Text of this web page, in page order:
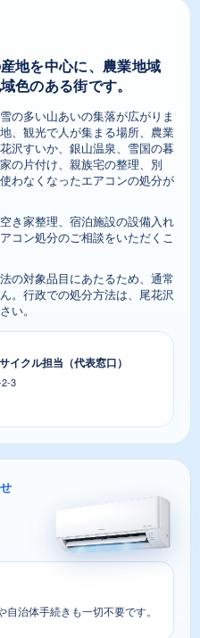
地を中心に、農業地域
色のある街です。
の多い山あいの集落が広がりま
、観光で人が集まる場所、農業
沢すいか、銀山温泉、雪国の暮
の片付け、親族宅の整理、別
わなくなったエアコンの処分が
き家整理、宿泊施設の設備入れ
コン処分のご相談をいただくこ
の対象品目にあたるため、通常
。行政での処分方法は、尾花沢
い。
イクル担当（代表窓口）
3
治体手続きも一切不要です。